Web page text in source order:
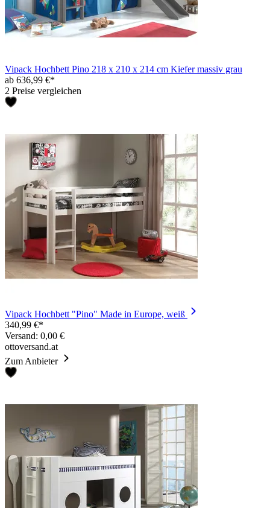
Vipack Hochbett Pino 218 x 210 x 214 cm Kiefer massiv grau
ab 636,99 €*
2 Preise vergleichen
Vipack Hochbett "Pino" Made in Europe, weiß
340,99 €*
Versand: 0,00 €
ottoversand.at
Zum Anbieter